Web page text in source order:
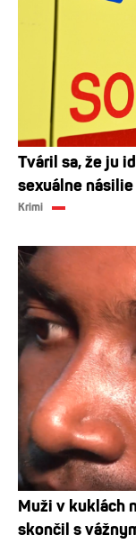
Tváril sa, že ju
sexuálne
Krimi
Muži v kuklách
skončil s